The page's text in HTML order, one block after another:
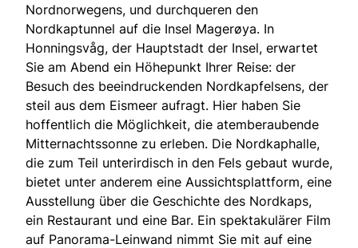
Nordnorwegens, und durchqueren den
Nordkaptunnel auf die Insel Magerøya. In
Honningsvåg, der Hauptstadt der Insel, erwartet
Sie am Abend ein Höhepunkt Ihrer Reise: der
Besuch des beeindruckenden Nordkapfelsens, der
steil aus dem Eismeer aufragt. Hier haben Sie
hoffentlich die Möglichkeit, die atemberaubende
Mitternachtssonne zu erleben. Die Nordkaphalle,
die zum Teil unterirdisch in den Fels gebaut wurde,
bietet unter anderem eine Aussichtsplattform, eine
Ausstellung über die Geschichte des Nordkaps,
ein Restaurant und eine Bar. Ein spektakulärer Film
auf Panorama-Leinwand nimmt Sie mit auf eine